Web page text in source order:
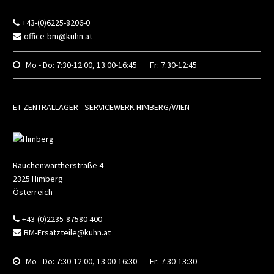
+43-(0)6225-8206-0
office-bm@kuhn.at
Mo - Do: 7:30-12:00, 13:00-16:45 Fr: 7:30-12:45
ET ZENTRALLAGER - SERVICEWERK HIMBERG/WIEN
Rauchenwartherstraße 4
2325 Himberg
Österreich
+43-(0)2235-87580 400
BM-Ersatzteile@kuhn.at
Mo - Do: 7:30-12:00, 13:00-16:30 Fr: 7:30-13:30